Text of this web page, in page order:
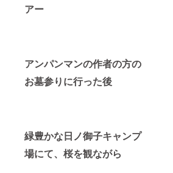
アー
アンパンマンの作者の方の
お墓参りに行った後
緑豊かな日ノ御子キャンプ
場にて、 桜を観ながら